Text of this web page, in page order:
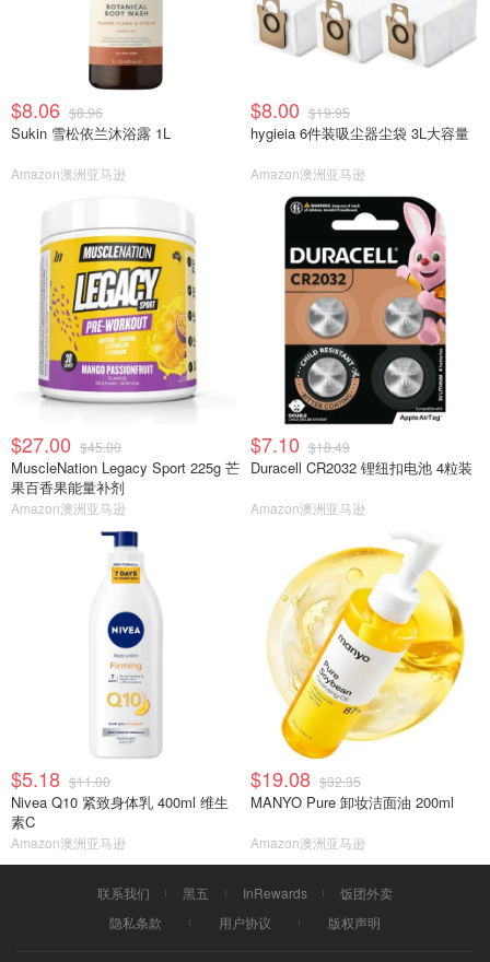
$8.06 $8.96
Sukin 雪松依兰沐浴露 1L
Amazon澳洲亚马逊
$8.00 $19.95
hygieia 6件装吸尘器尘袋 3L大容量
Amazon澳洲亚马逊
$27.00 $45.00
MuscleNation Legacy Sport 225g 芒
果百香果能量补剂
Amazon澳洲亚马逊
$7.10 $18.49
Duracell CR2032 锂纽扣电池 4粒装
Amazon澳洲亚马逊
$5.18 $11.00
Nivea Q10 紧致身体乳 400ml 维生
素C
Amazon澳洲亚马逊
$19.08 $32.35
MANYO Pure 卸妆洁面油 200ml
Amazon澳洲亚马逊
联系我们 黑五 InRewards
饭团外卖
隐私条款
用户协议 版权声明